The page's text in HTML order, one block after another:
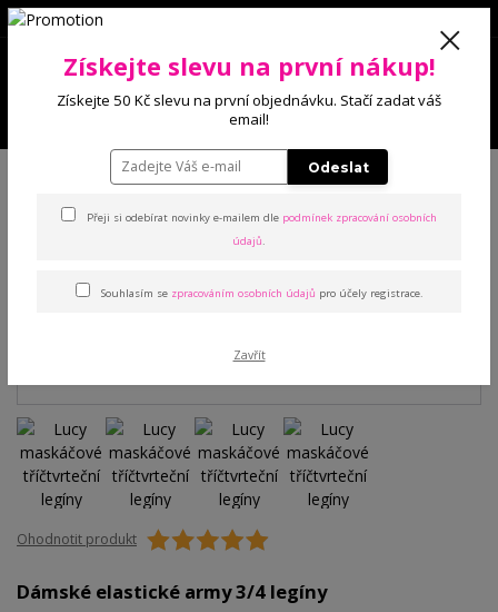
0 Kč
Kalhoty a legíny Legíny Lucy maskáčové tříčtvrteční legíny
Lucy maskáčové tříčtvrteční
legíny
Ohodnotit produkt
Dámské elastické army 3/4 legíny
Získejte slevu na první nákup!
Získejte 50 Kč slevu na první objednávku. Stačí zadat váš
email!
Odeslat
Přeji si odebírat novinky e-mailem dle podmínek zpracování osobních
údajů.
Souhlasím se zpracováním osobních údajů pro účely registrace.
Zavřít